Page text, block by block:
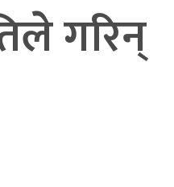
गरिन्